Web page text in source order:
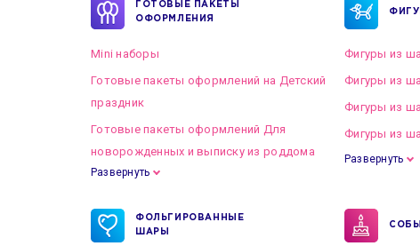
ГОТОВЫЕ ПАКЕТЫ
ОФОРМЛЕНИЯ
Mini наборы
Готовые пакеты оформлений на Детский
праздник
Готовые пакеты оформлений Для
новорожденных и выписку из роддома
Готовые пакеты оформлений на Свадьбу
Развернуть
Фигуры из
Фигуры из
Фигуры из
Фигуры из
Развернуть
ФОЛЬГИРОВАННЫЕ
ШАРЫ